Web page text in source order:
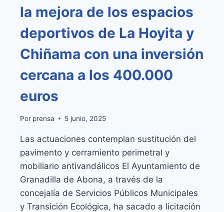
la mejora de los espacios
deportivos de La Hoyita y
Chiñama con una inversión
cercana a los 400.000
euros
Por prensa 5 junio, 2025
Las actuaciones contemplan sustitución del
pavimento y cerramiento perimetral y
mobiliario antivandálicos El Ayuntamiento de
Granadilla de Abona, a través de la
concejalía de Servicios Públicos Municipales
y Transición Ecológica, ha sacado a licitación